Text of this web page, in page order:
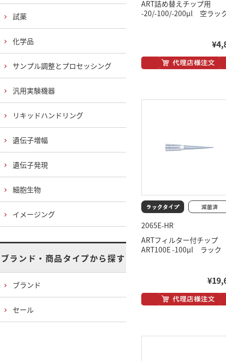
ART詰め替えチップ用
-20/-100/-200μl 空ラッ
2065E-HR
ARTフィルター付チップ
ART100E -100μl ラック
試薬
化学品
サンプル調整とプロセッシング
汎用実験機器
リキッドハンドリング
遺伝子増幅
遺伝子発現
細胞生物
イメージング
ブランド・商品タイプから探す
ブランド
セール